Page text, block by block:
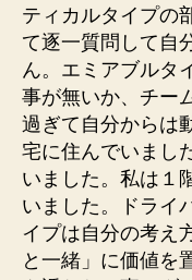
ティカルタイプの
て逐一質問して自
ん。エミアブルタ
事が無いか、チー
過ぎて自分からは
宅に住んでいまし
いました。私は１
いました。ドライ
イプは自分の考え
と一緒」に価値を